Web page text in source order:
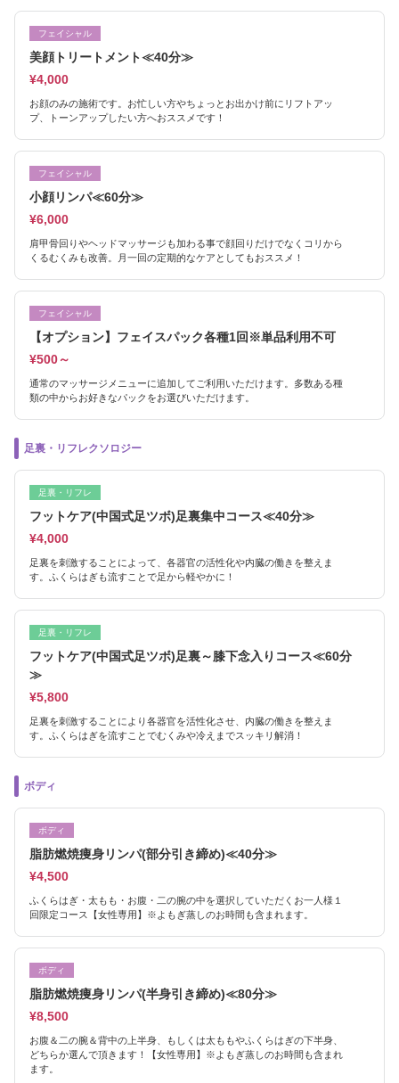
フェイシャル
美顔トリートメント≪40分≫
¥4,000
お顔のみの施術です。お忙しい方やちょっとお出かけ前にリフトアッ
プ、トーンアップしたい方へおススメです！
フェイシャル
小顔リンパ≪60分≫
¥6,000
肩甲骨回りやヘッドマッサージも加わる事で顔回りだけでなくコリから
くるむくみも改善。月一回の定期的なケアとしてもおススメ！
フェイシャル
【オプション】フェイスパック各種1回※単品利用不可
¥500～
通常のマッサージメニューに追加してご利用いただけます。多数ある種
類の中からお好きなパックをお選びいただけます。
足裏・リフレクソロジー
足裏・リフレ
フットケア(中国式足ツボ)足裏集中コース≪40分≫
¥4,000
足裏を刺激することによって、各器官の活性化や内臓の働きを整えま
す。ふくらはぎも流すことで足から軽やかに！
足裏・リフレ
フットケア(中国式足ツボ)足裏～膝下念入りコース≪60分
≫
¥5,800
足裏を刺激することにより各器官を活性化させ、内臓の働きを整えま
す。ふくらはぎを流すことでむくみや冷えまでスッキリ解消！
ボディ
ボディ
脂肪燃焼痩身リンパ(部分引き締め)≪40分≫
¥4,500
ふくらはぎ・太もも・お腹・二の腕の中を選択していただくお一人様１
回限定コース【女性専用】※よもぎ蒸しのお時間も含まれます。
ボディ
脂肪燃焼痩身リンパ(半身引き締め)≪80分≫
¥8,500
お腹＆二の腕＆背中の上半身、もしくは太ももやふくらはぎの下半身、
どちらか選んで頂きます！【女性専用】※よもぎ蒸しのお時間も含まれ
ます。